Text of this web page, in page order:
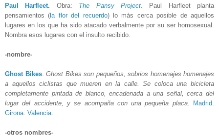
Paul Harfleet. Obra: The Pansy Project. Paul Harfleet planta
pensamientos ( la flor del recuerdo) lo más cerca posible de aquellos
lugares en los que ha sido atacado verbalmente por su ser homosexual.
Nombra esos lugares con el insulto recibido.
-nombre-
Ghost Bikes. Ghost Bikes son pequeños, sobrios homenajes homenajes
a aquellos ciclistas que mueren en la calle. Se coloca una bicicleta
completamente pintada de blanco, encadenada a una señal, cerca del
lugar del accidente, y se acompaña con una pequeña placa. Madrid
Girona Valencia
-otros nombres-